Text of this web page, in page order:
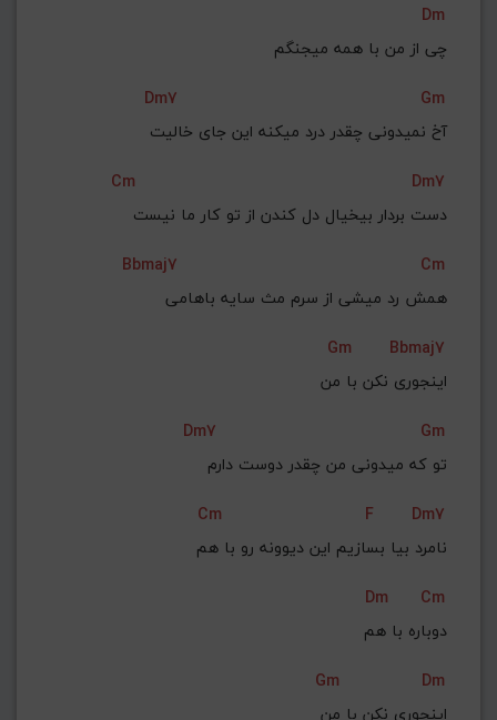
Dm
چی از من با همه میجنگم
Dm7
Gm
آخ نمیدونی چقدر درد میکنه این جای خالیت
Cm
Dm7
دست بردار بیخیال دل کندن از تو کار ما نیست
Bbmaj7
Cm
همش رد میشی از سرم مث سایه باهامی
Gm
Bbmaj7
اینجوری نکن با من
Dm7
Gm
تو که میدونی من چقدر دوست دارم
Cm
F
Dm7
نامرد بیا بسازیم این دیوونه رو با هم
Dm
Cm
دوباره با هم
Gm
Dm
اینجوری نکن با من